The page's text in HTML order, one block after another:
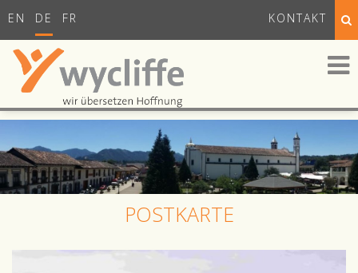
EN DE FR KONTAKT
POSTKARTE